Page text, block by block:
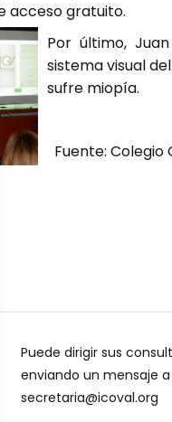
acceso gratuito.
Por último,
sistema visual
sufre miopía.
Fuente:
Puede dirigir sus
enviando un mensaje
secretaria@icoval.org